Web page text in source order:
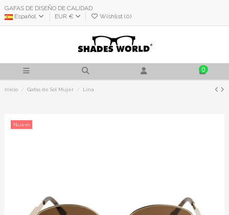
GAFAS DE DISEÑO DE CALIDAD
Español
EUR € Wishlist (0)
0
Inicio Gafas de Sol Mujer Lina
Nuevo